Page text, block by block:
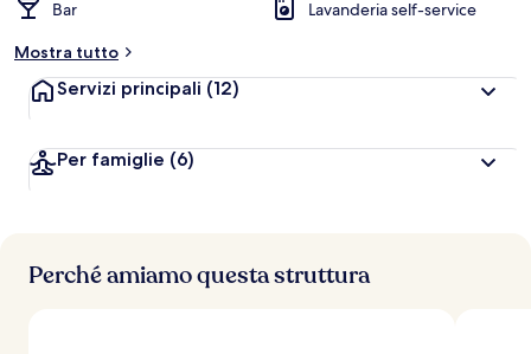
Bar
Lavanderia self-service
Mostra tutto
Servizi principali (12)
Per famiglie (6)
Perché amiamo questa struttura